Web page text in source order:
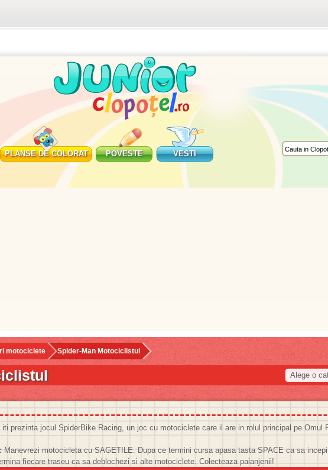
PLANSE DE COLORAT POVESTE VESTI
motociclete Spider-Man Motociclistul
Alege o
prezinta jocul SpiderBike Racing, un joc cu motociclete care il are in rolul principal pe Omul
Manevrezi motocicleta cu SAGETILE. Dupa ce termini cursa apasa tasta SPACE ca sa
fiecare traseu ca sa deblochezi si alte motociclete. Colecteaza paianjenii!